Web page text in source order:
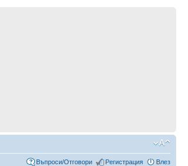
Въпроси/Отговори Регистрация Влез